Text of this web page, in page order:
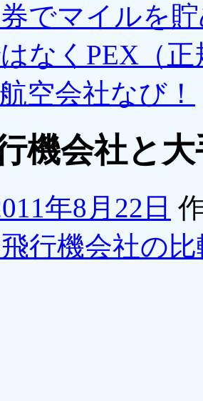
でマイルを
なくPEX（
空会社なび！
機会社と
年8月22日
行機会社の